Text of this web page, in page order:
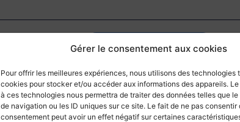
Gérer le consentement aux cookies
Pour offrir les meilleures expériences, nous utilisons des technologies
cookies pour stocker et/ou accéder aux informations des appareils.
à ces technologies nous permettra de traiter des données telles que
de navigation ou les ID uniques sur ce site. Le fait de ne pas consentir
consentement peut avoir un effet négatif sur certaines
Retourner aux actualités